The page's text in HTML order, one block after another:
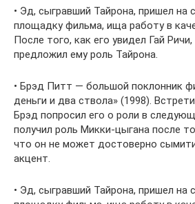
• Эд, сыгравший Тайрона, пришел на
площадку фильма, ища работу в
После того, как его увидел Гай
предложил ему роль Тайрона.
• Брэд Питт — большой поклонник
деньги и два ствола» (1998).
Брэд попросил его о роли в
получил роль Микки-цыгана после
что он не может достоверно
акцент.
• Эд, сыгравший Тайрона, пришел на